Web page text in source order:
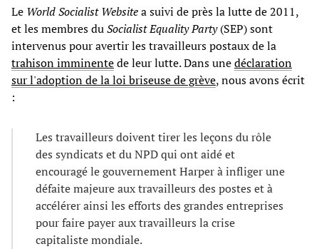
Le World Socialist Websitea suivi de près la lutte de 2011,
et les membres duSocialist Equality Party(SEP) sont
intervenus pour avertir les travailleurs postaux de la
trahison imminentede leur lutte. Dans unedéclaration
sur l'adoption de la loi briseuse de grève, nous avons écrit
:
Les travailleurs doivent tirer les leçons du rôle
des syndicats et du NPD qui ont aidé et
encouragé le gouvernement Harper à infliger une
défaite majeure aux travailleurs des postes et à
accélérer ainsi les efforts des grandes entreprises
pour faire payer aux travailleurs la crise
capitaliste mondiale.